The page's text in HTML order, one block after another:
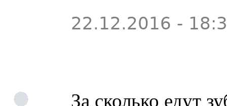
22.12.2016 -
За сколько едут